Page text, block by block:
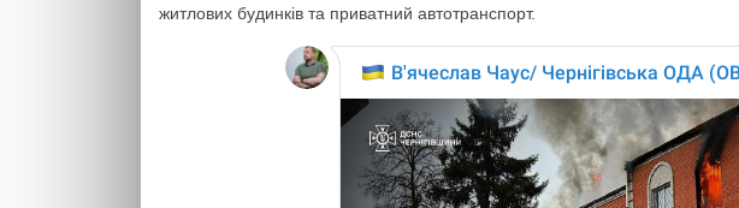
житлових будинків та приватний автотранспорт.